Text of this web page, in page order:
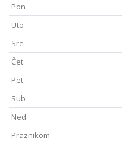
Pon
Uto
Sre
Čet
Pet
Sub
Ned
Praznikom